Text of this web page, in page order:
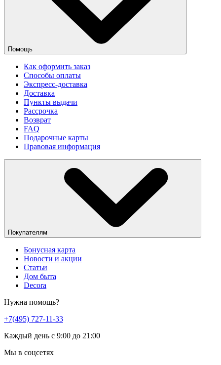
Помощь
Как оформить заказ
Способы оплаты
Экспресс-доставка
Доставка
Пункты выдачи
Рассрочка
Возврат
FAQ
Подарочные карты
Правовая информация
Покупателям
Бонусная карта
Новости и акции
Статьи
Дом быта
Decora
Нужна помощь?
+7(495) 727-11-33
Каждый день с 9:00 до 21:00
Мы в соцсетях